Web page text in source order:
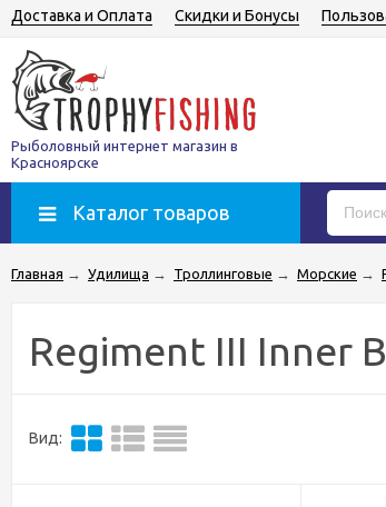
Доставка и Оплата Скидки и Бонусы
Рыболовный интернет магазин в
Красноярске
Каталог товаров
Главная → Удилища → Троллинговые → Морские →
Regiment III Inner
Вид: